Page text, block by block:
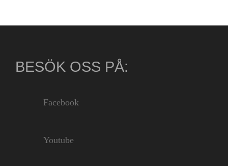
BESÖK OSS PÅ:
Facebook
Youtube